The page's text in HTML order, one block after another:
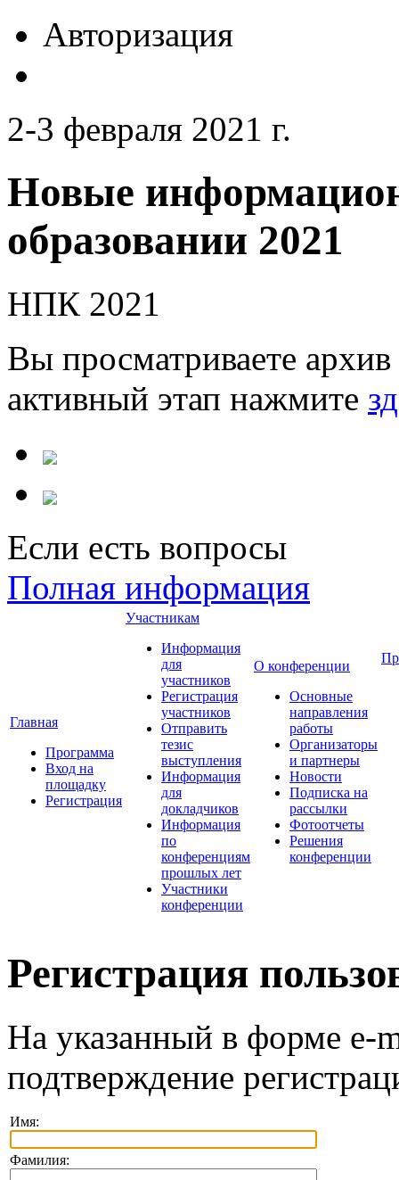
Авторизация
2-3 февраля 2021 г.
Новые
образовании 2021
НПК 2021
Вы просматриваете
активный этап нажмите
Если есть вопросы
Полная информация
Главная
Программа
Вход на
площадку
Регистрация
Участникам
Информация
для
участников
Регистрация
участников
Отправить
тезис
выступления
Информация
для
докладчиков
Информация
по
конференциям
прошлых лет
Участники
конференции
О конференции
Основные
направления
работы
Организаторы
и партнеры
Новости
Подписка на
рассылки
Фотоотчеты
Решения
конференции
Регистрация
На указанный в форме e-
подтверждение
Имя:
Фамилия: